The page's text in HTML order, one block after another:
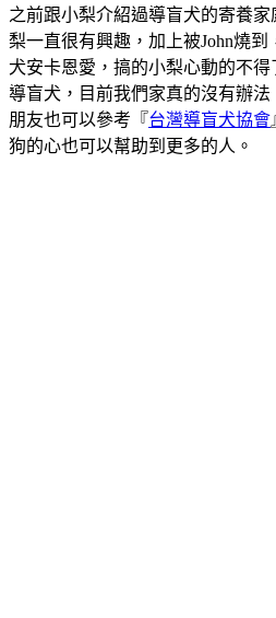
之前跟小梨介紹過導盲犬的寄養
梨一直很有興趣，加上被John燒
犬安卡恩愛，搞的小梨心動的不
導盲犬，目前我們家真的沒有辦
朋友也可以參考『台灣導盲犬協會
狗的心也可以幫助到更多的人。